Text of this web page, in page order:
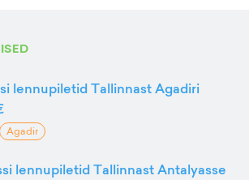
lennupiletid Tallinnast Agadiri
Agadir
lennupiletid Tallinnast Antalyasse